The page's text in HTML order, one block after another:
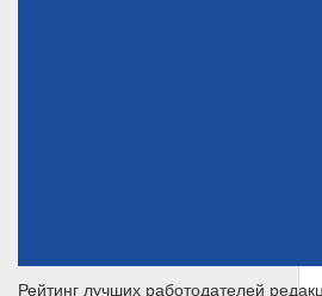
Рейтинг лучших работодателей